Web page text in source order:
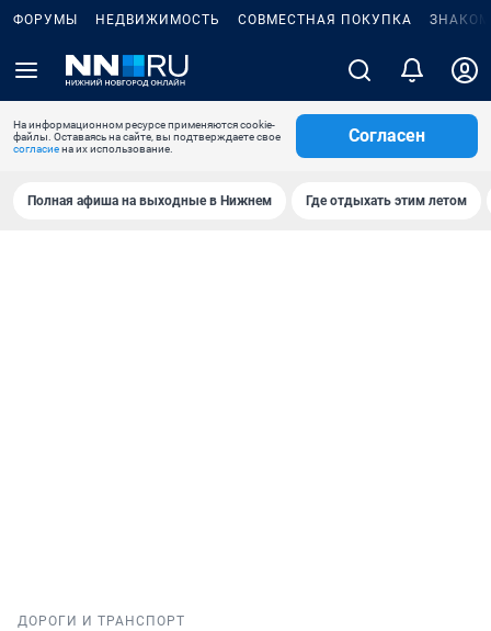
ФОРУМЫ НЕДВИЖИМОСТЬ СОВМЕСТНАЯ ПОКУПКА
На информационном ресурсе применяются cookie-
файлы. Оставаясь на сайте, вы подтверждаете свое
согласиена их использование.
Согласен
Полная афиша на выходные в Нижнем Где отдыхать этим летом
ДОРОГИ И ТРАНСПОРТ